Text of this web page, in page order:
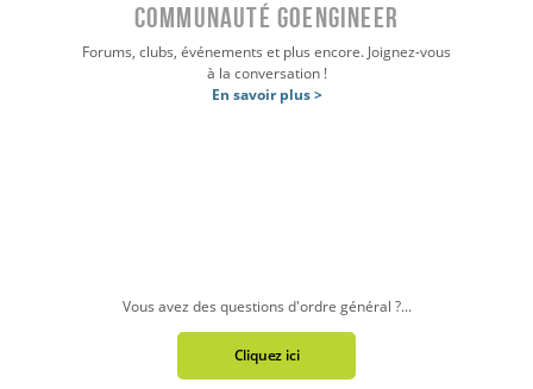
COMMUNAUTÉ GOENGINEER
Forums, clubs, événements et plus encore. Joignez-vous
à la conversation !
En savoir plus >
Vous avez des questions d'ordre général ?...
Cliquez ici